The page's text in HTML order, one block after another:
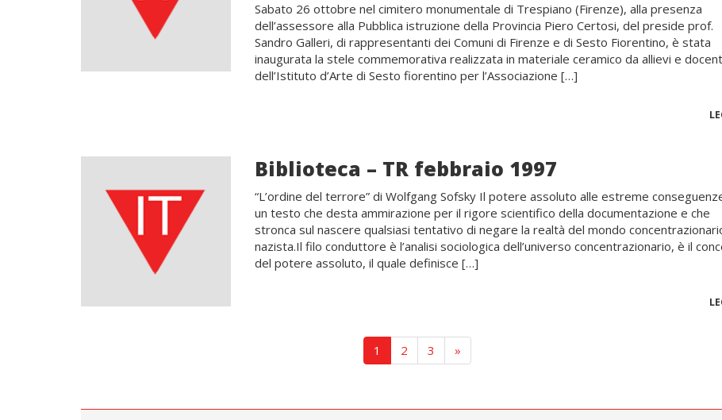
Sabato 26 ottobre nel cimitero monumentale di Trespiano (Firenze), alla presenza
dell’assessore alla Pubblica istruzione della Provincia Piero Certosi, del preside prof.
Sandro Galleri, di rappresentanti dei Comuni di Firenze e di Sesto Fiorentino, è stata
inaugurata la stele commemorativa realizzata in materiale ceramico da allievi e
dell’Istituto d’Arte di Sesto fiorentino per l’Associazione […]
Biblioteca – TR febbraio 1997
“L’ordine del terrore” di Wolfgang Sofsky Il potere assoluto alle estreme
un testo che desta ammirazione per il rigore scientifico della documentazione e che
stronca sul nascere qualsiasi tentativo di negare la realtà del mondo
nazista.Il filo conduttore è l’analisi sociologica dell’universo concentrazionario, è il
del potere assoluto, il quale definisce […]
1 2 3 »